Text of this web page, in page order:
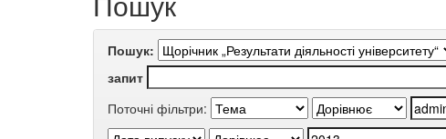
Пошук:
запит
Поточні фільтри: